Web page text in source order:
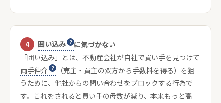
4 囲い込み
に気づかない
「囲い込み」とは、不動産会社が自社で買い手を見つけて
両手仲介
（売主・買主の双方から手数料を得る）を狙
うために、他社からの問い合わせをブロックする行為で
す。これをされると買い手の母数が減り、本来もっと高